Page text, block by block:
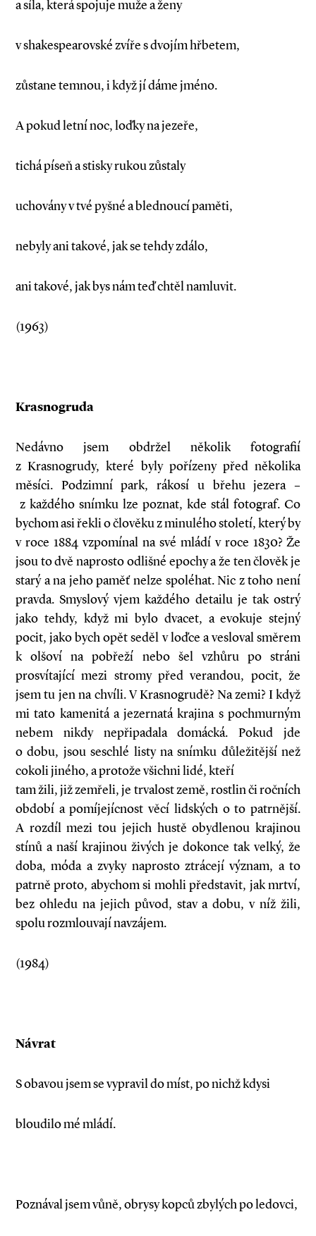
a síla, která spojuje muže a ženy
v shakespearovské zvíře s dvojím hřbetem,
zůstane temnou, i když jí dáme jméno.
A pokud letní noc, loďky na jezeře,
tichá píseň a stisky rukou zůstaly
uchovány v tvé pyšné a blednoucí paměti,
nebyly ani takové, jak se tehdy zdálo,
ani takové, jak bys nám teď chtěl namluvit.
(1963)
Krasnogruda
Nedávno jsem obdržel několik fotografií
z Krasnogrudy, které byly pořízeny před několika
měsíci. Podzimní park, rákosí u břehu jezera –
z každého snímku lze poznat, kde stál fotograf. Co
bychom asi řekli o člověku z minulého století, který by
v roce 1884 vzpomínal na své mládí v roce 1830? Že
jsou to dvě naprosto odlišné epochy a že ten člověk je
starý a na jeho paměť nelze spoléhat. Nic z toho není
pravda. Smyslový vjem každého detailu je tak ostrý
jako tehdy, když mi bylo dvacet, a evokuje stejný
pocit, jako bych opět seděl v loďce a vesloval směrem
k olšoví na pobřeží nebo šel vzhůru po stráni
prosvítající mezi stromy před verandou, pocit, že
jsem tu jen na chvíli. V Krasnogrudě? Na zemi? I když
mi tato kamenitá a jezernatá krajina s pochmurným
nebem nikdy nepřipadala domácká. Pokud jde
o dobu, jsou seschlé listy na snímku důležitější než
cokoli jiného, a protože všichni lidé, kteří
tam žili, již zemřeli, je trvalost země, rostlin či ročních
období a pomíjejícnost věcí lidských o to patrnější.
A rozdíl mezi tou jejich hustě obydlenou krajinou
stínů a naší krajinou živých je dokonce tak velký, že
doba, móda a zvyky naprosto ztrácejí význam, a to
patrně proto, abychom si mohli představit, jak mrtví,
bez ohledu na jejich původ, stav a dobu, v níž žili,
spolu rozmlouvají navzájem.
(1984)
Návrat
S obavou jsem se vypravil do míst, po nichž kdysi
bloudilo mé mládí.
Poznával jsem vůně, obrysy kopců zbylých po ledovci,